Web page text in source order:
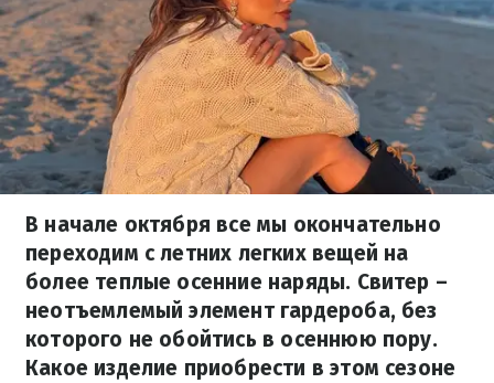
В начале октября все мы окончательно
переходим с летних легких вещей на
более теплые осенние наряды. Свитер –
неотъемлемый элемент гардероба, без
которого не обойтись в осеннюю пору.
Какое изделие приобрести в этом сезоне